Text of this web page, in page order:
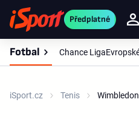
Předplatné
Fotbal Chance Liga
iSport.cz Tenis